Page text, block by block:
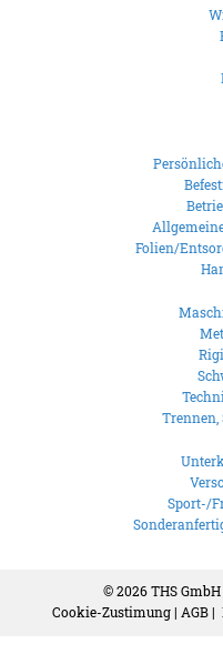
Folien/
Trennen,
Sport-/
© 2026THS
Cookie-Zustimung| AGB|